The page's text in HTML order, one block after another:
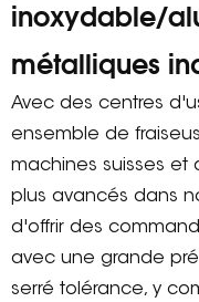
inoxydable/
métalliques
Avec des centres
ensemble de
machines suisses
plus avancés dans
d'offrir des
avec une grande
serré tolérance, y